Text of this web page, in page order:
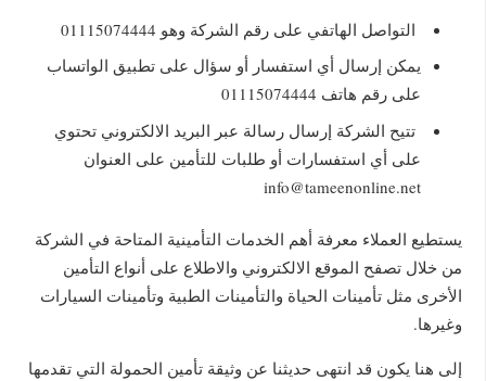
التواصل الهاتفي على رقم الشركة وهو 01115074444
يمكن إرسال أي استفسار أو سؤال على تطبيق الواتساب
على رقم هاتف 01115074444
تتيح الشركة إرسال رسالة عبر البريد الالكتروني تحتوي
على أي استفسارات أو طلبات للتأمين على العنوان
info@tameenonline.net
يستطيع العملاء معرفة أهم الخدمات التأمينية المتاحة في الشركة
من خلال تصفح الموقع الالكتروني والاطلاع على أنواع التأمين
الأخرى مثل تأمينات الحياة والتأمينات الطبية وتأمينات السيارات
وغيرها.
إلى هنا يكون قد انتهى حديثنا عن وثيقة تأمين الحمولة التي تقدمها